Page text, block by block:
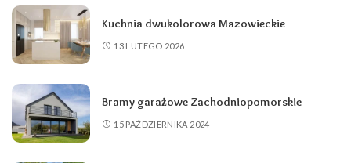
Kuchnia dwukolorowa Mazowieckie
13 LUTEGO 2026
Bramy garażowe Zachodniopomorskie
15 PAŹDZIERNIKA 2024